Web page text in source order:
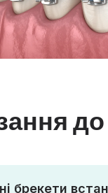
брекети